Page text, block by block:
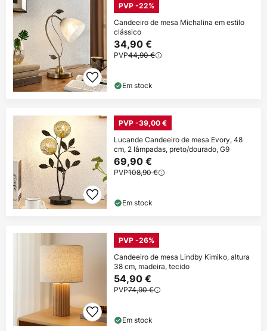
PVP -22%
Candeeiro de mesa Michalina em estilo
clássico
34,90 €
PVP44,90 €
Em stock
PVP -39,00 €
Lucande Candeeiro de mesa Evory, 48
cm, 2 lâmpadas, preto/dourado, G9
69,90 €
PVP108,90 €
Em stock
PVP -26%
Candeeiro de mesa Lindby Kimiko, altura
38 cm, madeira, tecido
54,90 €
PVP74,90 €
Em stock